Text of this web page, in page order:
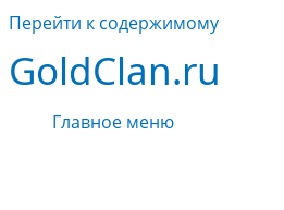
Перейти к содержимому
GoldClan.ru
Главное меню